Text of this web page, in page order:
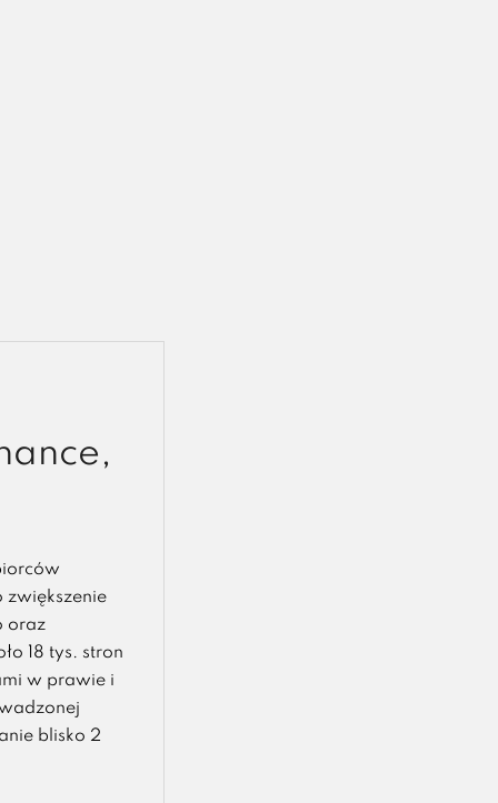
zwiększenie
oraz
18 tys. stron
w prawie i
blisko 2